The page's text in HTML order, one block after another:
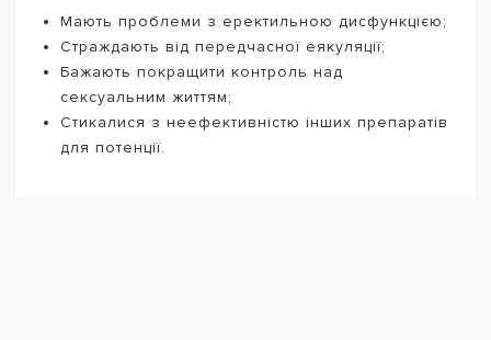
Мають проблеми з еректильною дисфункцією;
Страждають від передчасної еякуляції;
Бажають покращити контроль над
сексуальним життям;
Стикалися з неефективністю інших препаратів
для потенції.